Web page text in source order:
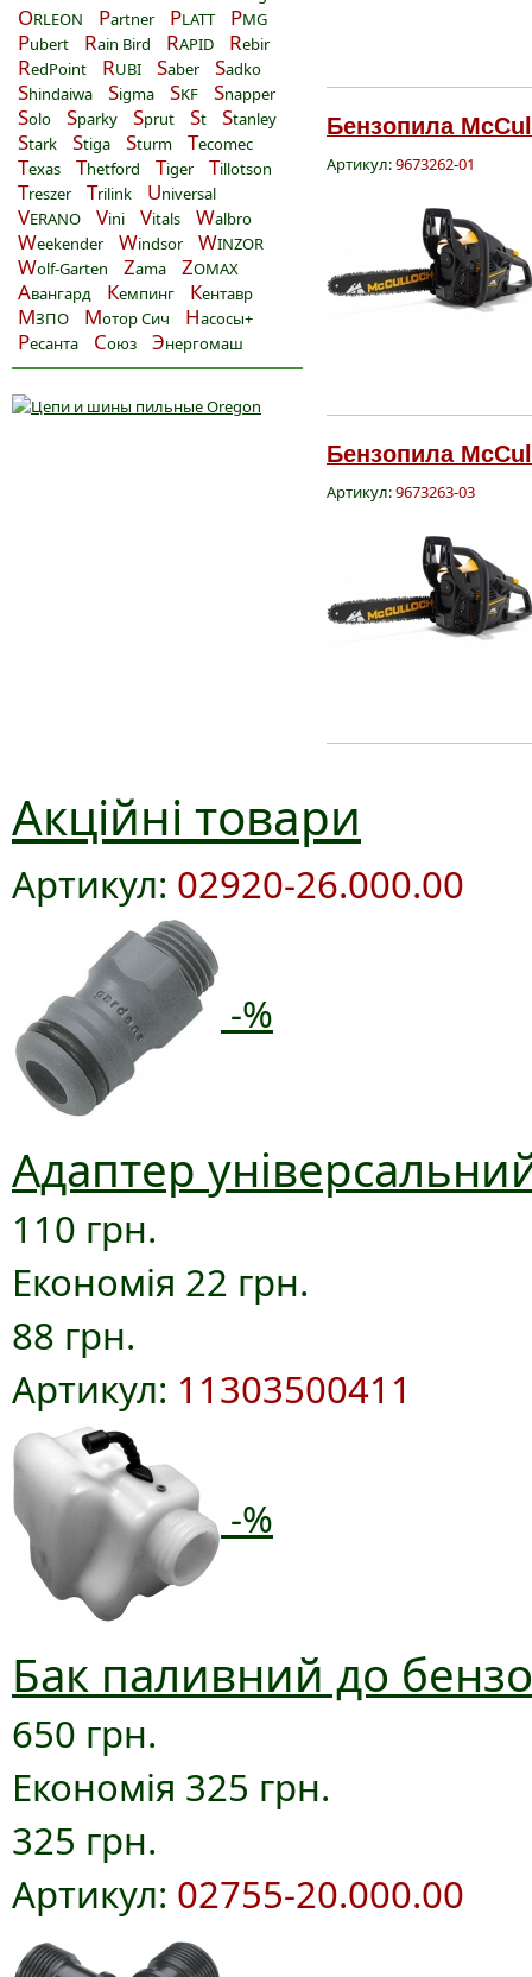
ORLEON Partner PLATT PMG
Pubert Rain Bird RAPID Rebir
RedPoint RUBI Saber Sadko
Shindaiwa Sigma SKF Snapper
Solo Sparky Sprut St Stanley
Stark Stiga Sturm Tecomec
Texas Thetford Tiger Tillotson
Treszer Trilink Universal
VERANO Vini Vitals Walbro
Weekender Windsor WINZOR
Wolf-Garten Zama ZOMAX
Авангард Кемпинг Кентавр
МЗПО Мотор Сич Насосы+
Ресанта Союз Энергомаш
Бензопила
Артикул:9673262-01
Бензопила
Артикул:9673263-03
Акційні товари
Артикул: 02920-26.000.00
-%
Адаптер
110 грн.
Економія 22 грн.
88 грн.
Артикул: 11303500411
-%
Бак паливний до
650 грн.
Економія 325 грн.
325 грн.
Артикул: 02755-20.000.00